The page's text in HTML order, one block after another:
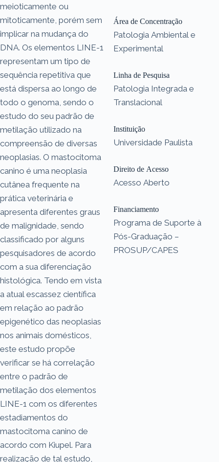
meioticamente ou
mitoticamente, porém sem
implicar na mudança do
DNA. Os elementos LINE-1
representam um tipo de
sequência repetitiva que
está dispersa ao longo de
todo o genoma, sendo o
estudo do seu padrão de
metilação utilizado na
compreensão de diversas
neoplasias. O mastocitoma
canino é uma neoplasia
cutânea frequente na
prática veterinária e
apresenta diferentes graus
de malignidade, sendo
classificado por alguns
pesquisadores de acordo
com a sua diferenciação
histológica. Tendo em vista
a atual escassez científica
em relação ao padrão
epigenético das neoplasias
nos animais domésticos,
este estudo propõe
verificar se há correlação
entre o padrão de
metilação dos elementos
LINE-1 com os diferentes
estadiamentos do
mastocitoma canino de
acordo com Kiupel. Para
realização de tal estudo,
Área de Concentração
Patologia Ambiental e
Experimental
Linha de Pesquisa
Patologia Integrada e
Translacional
Instituição
Universidade Paulista
Direito de Acesso
Acesso Aberto
Financiamento
Programa de Suporte à
Pós-Graduação –
PROSUP/CAPES